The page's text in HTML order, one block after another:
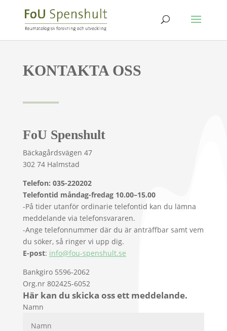
KONTAKTA OSS
FoU Spenshult
Bäckagårdsvägen 47
302 74 Halmstad
Telefon: 035-220202
Telefontid måndag-fredag 10.00–15.00
-På tider utanför ordinarie telefontid kan du lämna
meddelande via telefonsvararen.
-Ange telefonnummer där du är anträffbar samt vem
du söker, så ringer vi upp dig.
E-post: info@fou-spenshult.se
Bankgiro 5596-2062
Org.nr 802425-6052
Här kan du skicka oss ett meddelande.
Namn
Alternative: